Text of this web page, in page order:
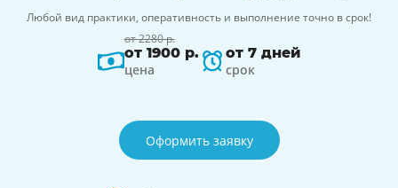
Любой вид практики, оперативность и выполнение точно в срок!
от 2280 р.
от 1900 р.
цена
от 7 дней
срок
Оформить заявку